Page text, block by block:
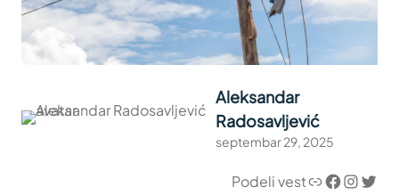
Aleksandar
Radosavljević
septembar 29, 2025
Podeli vestLink Facebook InstagramTwitter